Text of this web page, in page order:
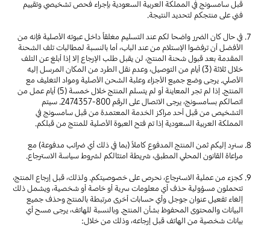
قبل سامسونج في المملكة العربية السعودية بإجراء فحص تشخيصي وتقييم
فني على منتجكم لتحديد النتيجة.
في حال كان الضرر واضحا لكم عند التسليم مغلقاً داخل عبوته الأصلية فإنه من
الأفضل أن ترفضوا الإستلام من عند الباب، أما بالنسبة لمطالبات تلف الشحنة
المقدمة بعد قبول شحنة المنتج، لن يقبل طلب الإرجاع إلا إذا أبلغ عن التلف
خلال ثلاثة (3) أيام من التوصيل، وعدم نقل الطرد من المكان المرسل إليه
الأصلي. يرجى وضع جميع الأجزاء وعلبة الشحن الأصلية ومواد التغليف مع
المنتج. إذا لم تجر المعاينة أو لم يتسلم المنتج خلال خمسة (5) أيام عمل من
اتصالكم بسامسونج، يرجى الاتصال على الرقم800-2474357
. سيتم
التشخيص من قبل أحد مراكز الخدمة المعتمدة من قبل سامسونج في
المملكة العربية السعودية إذا تم فتح العبوة الأصلية للمنتج من قبلكم.
سنرد إليكم ثمن المنتج المدفوع كاملاً (بما في ذلك أي ضرائب مدفوعة) مع
مراعاة القانون المحلي المطبق، شريطة امتثالكم لشروط سياسة الاسترجاع.
كجزء من عملية الاسترجاع، نحرص على خصوصيتكم. ولذلك، قبل إرجاع المنتج،
تتحملون مسؤولية حذف أي معلومات سرية أو خاصة أو شخصية، ويشمل ذلك
إلغاء تفعيل عنوان جوجل وأي حسابات أخرى مرتبطة بالمنتج وحذف جميع
البيانات والمحتوى المحفوظ بشأن المنتج. وبالنسبة للهاتف، يرجى مسح أي
بيانات شخصية من الهاتف قبل إرجاعه، وذلك من خلال: